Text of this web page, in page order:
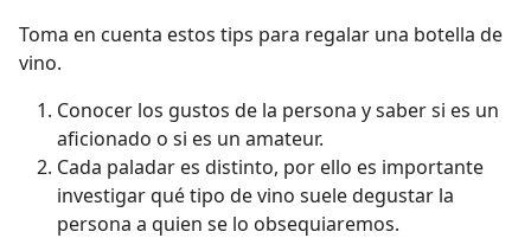
Toma en cuenta estos tips para regalar una botella de
vino.
Conocer los gustos de la persona y saber si es un
aficionado o si es un amateur.
Cada paladar es distinto, por ello es importante
investigar qué tipo de vino suele degustar la
persona a quien se lo obsequiaremos.